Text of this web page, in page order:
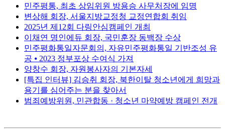
민주평통, 최초 상임위원 방용승 사무처장에 임명
변상해 회장, 서울지방교정청 교정연합회 취임
2025년 제12회 다링안심캠페인 개최
이채연 명인에듀 회장, 국민훈장 동백장 수상
민주평화통일자문회의, 자유민주평화통일 기반조성 유
공 ⦁ 2023 정부포상 수여식 가져
양창수 회장, 자원봉사자의 기본자세
[특집 인터뷰] 김승취 회장, 북한이탈 청소년에게 희망과
용기를 심어주는 분을 찾아서
범죄예방위원, 민관합동 · 청소년 마약예방 캠페인 전개